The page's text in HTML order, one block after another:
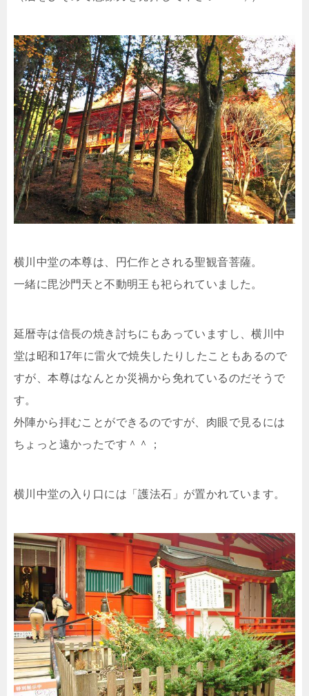
横川中堂の本尊は、円仁作とされる聖観音菩薩。
一緒に毘沙門天と不動明王も祀られていました。
延暦寺は信長の焼き討ちにもあっていますし、横川中
堂は昭和17年に雷火で焼失したりしたこともあるので
すが、本尊はなんとか災禍から免れているのだそうで
す。
外陣から拝むことができるのですが、肉眼で見るには
ちょっと遠かったです＾＾；
横川中堂の入り口には「護法石」が置かれています。